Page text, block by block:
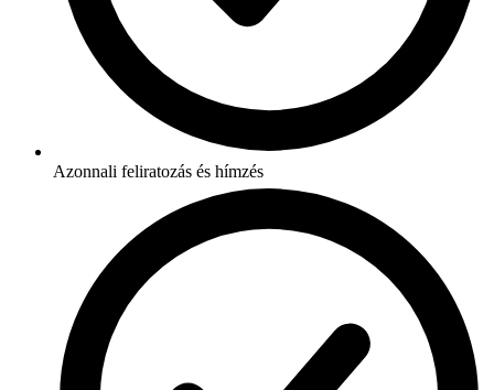
Azonnali feliratozás és hímzés